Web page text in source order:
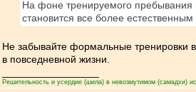
На фоне тренируемого пребывания
становится все более
Не забывайте формальные тренировки
в повседневной жизни.
Решительность и усердие (шила) в невозмутимом (самадхи)